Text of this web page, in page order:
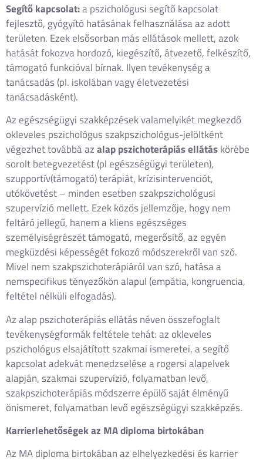
Segítő kapcsolat:a pszichológusi segítő kapcsolat
fejlesztő, gyógyító hatásának felhasználása az adott
területen. Ezek elsősorban más ellátások mellett, azok
hatását fokozva hordozó, kiegészítő, átvezető, felkészítő,
támogató funkcióval bírnak. Ilyen tevékenység a
tanácsadás (pl. iskolában vagy életvezetési
tanácsadásként).
Az egészségügyi szakképzések valamelyikét megkezdő
okleveles pszichológus szakpszichológus-jelöltként
végezhet továbbá azalap pszichoterápiás ellátáskörébe
sorolt betegvezetést (pl egészségügyi területen),
szupportív(támogató) terápiát, krízisintervenciót,
utókövetést – minden esetben szakpszichológusi
szupervízió mellett. Ezek közös jellemzője, hogy nem
feltáró jellegű, hanem a kliens egészséges
személyiségrészét támogató, megerősítő, az egyén
megküzdési képességét fokozó módszerekről van szó.
Mivel nem szakpszichoterápiáról van szó, hatása a
nemspecifikus tényezőkön alapul (empátia, kongruencia,
feltétel nélküli elfogadás).
Az alap pszichoterápiás ellátás néven összefoglalt
tevékenységformák feltétele tehát: az okleveles
pszichológus elsajátított szakmai ismeretei, a segítő
kapcsolat adekvát menedzselése a rogersi alapelvek
alapján, szakmai szupervízió, folyamatban levő,
szakpszichoterápiás módszerre épülő saját élményű
önismeret, folyamatban levő egészségügyi szakképzés.
Karrierlehetőségek az MA diploma birtokában
Az MA diploma birtokában az elhelyezkedési és karrier